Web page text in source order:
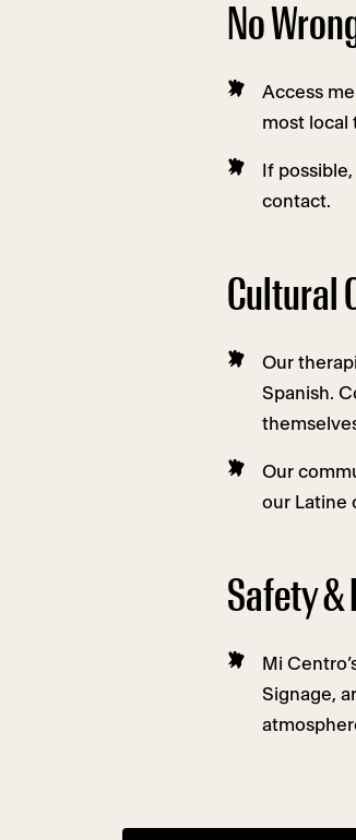
No
Access
most local
If
contact.
Cultural
Our
Spanish.
Our
our Latine
Safety &
Mi
Signage,